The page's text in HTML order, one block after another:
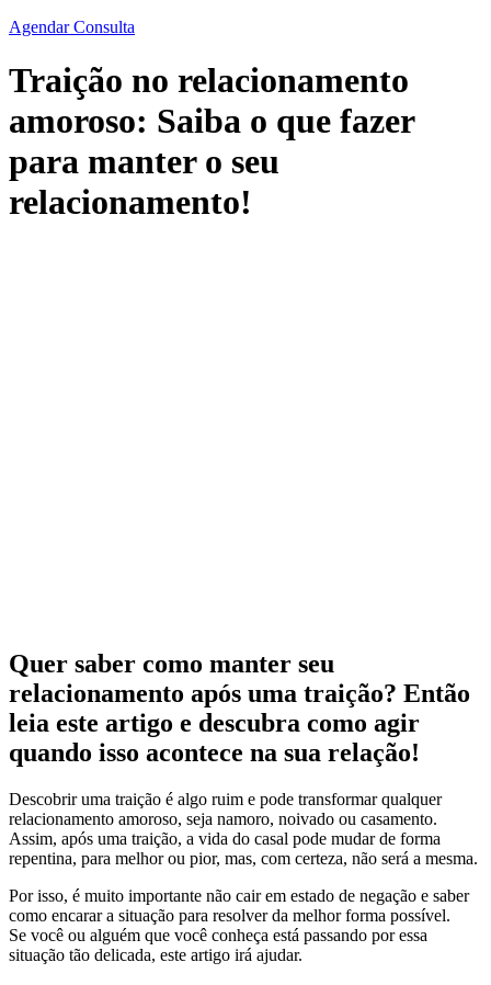
Agendar Consulta
Traição no relacionamento
amoroso: Saiba o que fazer
para manter o seu
relacionamento!
Quer saber como manter seu
relacionamento após uma traição? Então
leia este artigo e descubra como agir
quando isso acontece na sua relação!
Descobrir uma traição é algo ruim e pode transformar qualquer
relacionamento amoroso, seja namoro, noivado ou casamento.
Assim, após uma traição, a vida do casal pode mudar de forma
repentina, para melhor ou pior, mas, com certeza, não será a mesma.
Por isso, é muito importante não cair em estado de negação e saber
como encarar a situação para resolver da melhor forma possível.
Se você ou alguém que você conheça está passando por essa
situação tão delicada, este artigo irá ajudar.